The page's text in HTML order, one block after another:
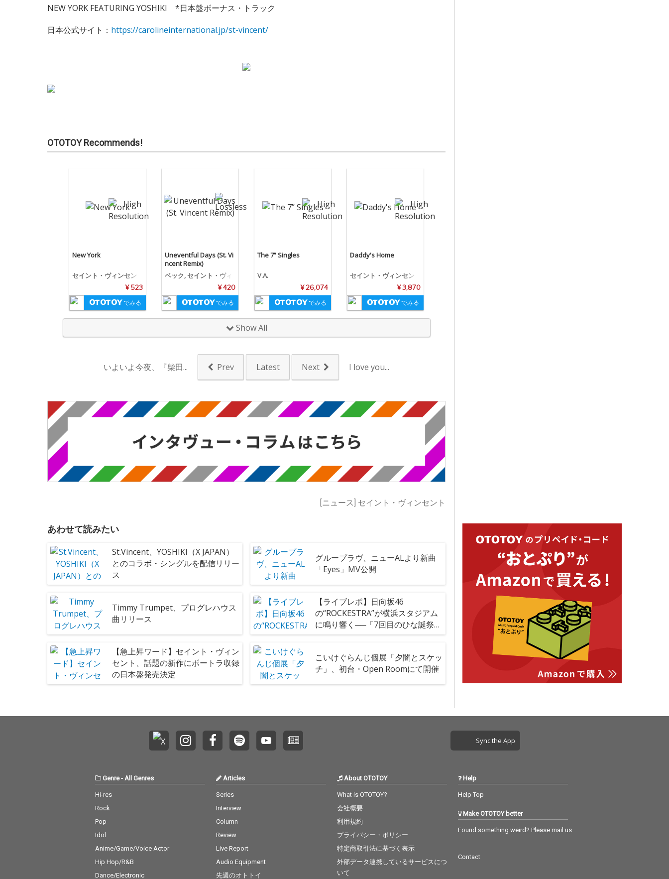
NEW YORK FEATURING YOSHIKI *日本盤ボーナス・トラック
日本公式サイト： https://carolineinternational.jp/st-vincent/
OTOTOY Recommends!
New York
セイント・ヴィンセン
¥ 523
でみる
Uneventful Days (St. Vi
ncent Remix)
ベック, セイント・ヴィ
¥ 420
でみる
The 7” Singles
V.A.
¥ 26,074
でみる
Daddy's Home
セイント・ヴィンセン
¥ 3,870
でみる
Show All
いよいよ今夜、『柴田... Prev Latest Next I love you...
[ニュース] セイント・ヴィンセント
あわせて読みたい
St.Vincent、YOSHIKI（X JAPAN）
とのコラボ・シングルを配信リリー
ス
グループラヴ、ニューALより新曲
「Eyes」MV公開
Timmy Trumpet、プログレハウス
曲リリース
【ライブレポ】日向坂46
の“ROCKESTRA”が横浜スタジアム
に鳴り響く──「7回目のひな誕祭
～Welcome to HINATAZAKA
【急上昇ワード】セイント・ヴィン
セント、話題の新作にボートラ収録
の日本盤発売決定
こいけぐらんじ個展「夕闇とスケッ
チ」、初台・Open Roomにて開催
Sync the App
Genre- All Genres
Hi-res
Rock
Pop
Idol
Anime/Game/Voice Actor
Hip Hop/R&B
Dance/Electronic
Articles
Series
Interview
Column
Review
Live Report
Audio Equipment
先週のオトトイ
About OTOTOY
What is OTOTOY?
会社概要
利用規約
プライバシー・ポリシー
特定商取引法に基づく表示
外部データ連携しているサービスにつ
いて
Help
Help Top
Make OTOTOY better
Found something weird? Please mail us
Contact